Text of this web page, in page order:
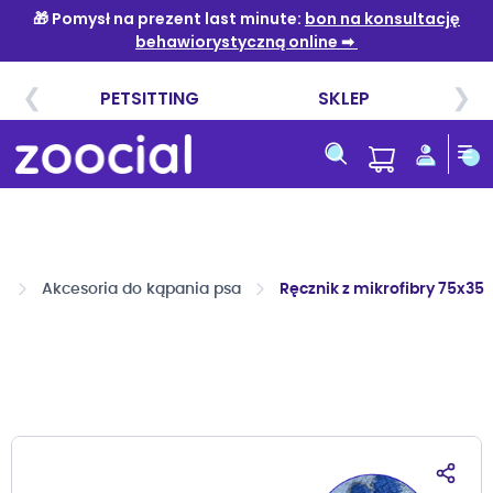
do
treści
Akcesoria do kąpania psa Ręcznik z mikrofibry 75x35
Przejdź